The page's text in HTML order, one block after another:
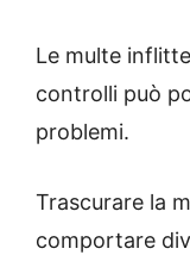
Le multe
controlli può
problemi.
Trascurare la
comportare